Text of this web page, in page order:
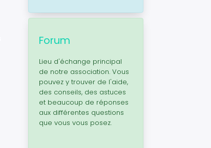
Forum
Lieu d'échange principal
de notre association. Vous
pouvez y trouver de l'aide,
des conseils, des astuces
et beaucoup de réponses
aux différentes questions
que vous vous posez.